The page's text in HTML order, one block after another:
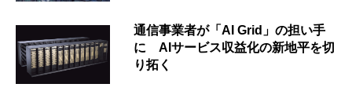
通信事業者が「AI Grid」の担い手
に AIサービス収益化の新地平を切
り拓く